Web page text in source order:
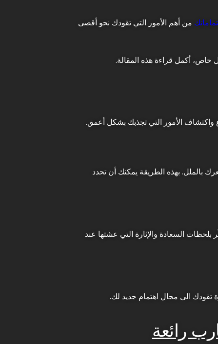
من أهم الأمور التي تقودك نحو أقصى
خاص، أكمل قراءة هذه المقالة.
واكتشاف الأمور التي تجذبك بشكل أعمق.
بالملل. بهذه الطريقة يمكنك أن تحدد
السعادة والإثارة التي عشتها عند
تقودك الى مجال اهتمام جديد لك.
رائعة